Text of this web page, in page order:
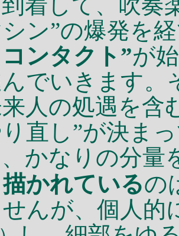
着して、吹奏
ン”の爆発を
ンタクト”が
んでいきます。
人の処遇を含
直し”が決ま
かなりの分量
かれているの
せんが、個人